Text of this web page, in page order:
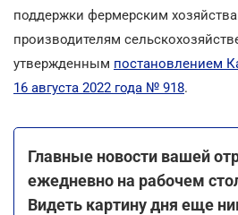
поддержки фермерским
производителям
утвержденным постановлением
16 августа 2022 года № 918.
Главные новости вашей
ежедневно на рабочем
Видеть картину дня еще